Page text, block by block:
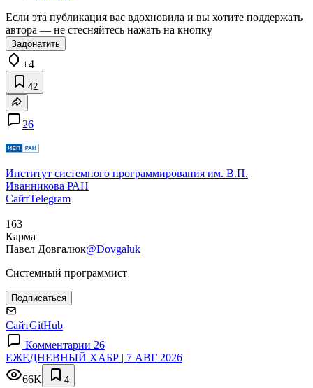
Если эта публикация вас вдохновила и вы хотите поддержать
автора — не стесняйтесь нажать на кнопку
Задонатить
+4
42
26
Институт системного программирования им. В.П.
Иванникова РАН
СайтTelegram
163
Карма
Павел Довгалюк@Dovgaluk
Системный программист
Подписаться
СайтGitHub
Комментарии 26
ЕЖЕДНЕВНЫЙ ХАБР | 7 АВГ 2026
66K
4